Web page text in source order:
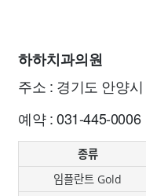
하하치과의원
주소 : 경기도 안양
예약 : 031-445-0006
종류
임플란트 Gold